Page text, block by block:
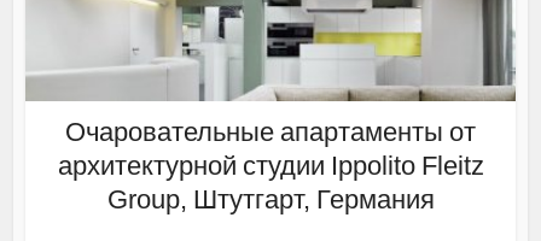
Очаровательные апартаменты от
архитектурной студии Ippolito Fleitz
Group, Штутгарт, Германия